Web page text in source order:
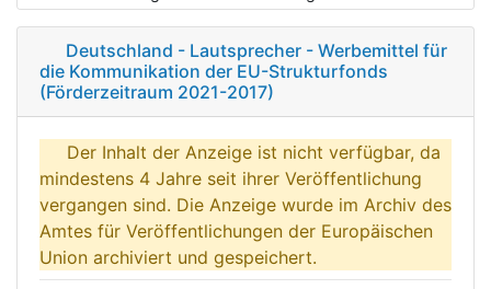
Deutschland - Lautsprecher - Werbemittel für
die Kommunikation der EU-Strukturfonds
(Förderzeitraum 2021-2017)
Der Inhalt der Anzeige ist nicht verfügbar, da
mindestens 4 Jahre seit ihrer Veröffentlichung
vergangen sind. Die Anzeige wurde im Archiv des
Amtes für Veröffentlichungen der Europäischen
Union archiviert und gespeichert.